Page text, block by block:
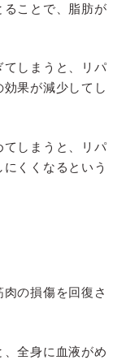
ことで、脂肪が
てしまうと、リパ
果が減少してし
てしまうと、リパ
くくなるという
の損傷を回復さ
全身に血液がめ